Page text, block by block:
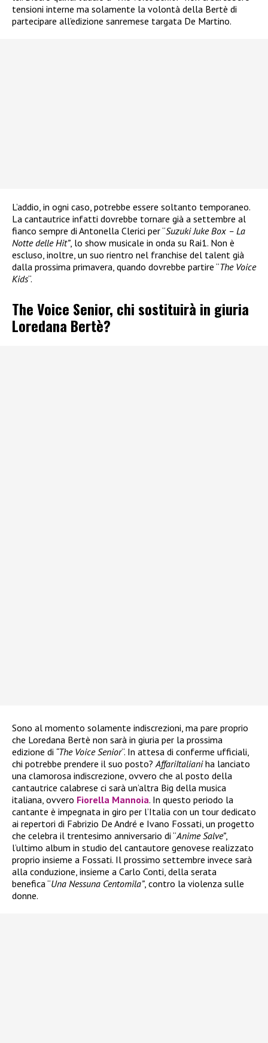
tensioni interne ma solamente la volontà della Bertè di
partecipare all’edizione sanremese targata De Martino.
L’addio, in ogni caso, potrebbe essere soltanto temporaneo.
La cantautrice infatti dovrebbe tornare già a settembre al
fianco sempre di Antonella Clerici per “Suzuki Juke Box – La
Notte delle Hit”, lo show musicale in onda su Rai1. Non è
escluso, inoltre, un suo rientro nel franchise del talent già
dalla prossima primavera, quando dovrebbe partire “The Voice
Kids“.
The Voice Senior, chi sostituirà in giuria
Loredana Bertè?
Sono al momento solamente indiscrezioni, ma pare proprio
che Loredana Bertè non sarà in giuria per la prossima
edizione di “The Voice Senior“. In attesa di conferme ufficiali,
chi potrebbe prendere il suo posto? AffariItalianiha lanciato
una clamorosa indiscrezione, ovvero che al posto della
cantautrice calabrese ci sarà un’altra Big della musica
italiana, ovvero Fiorella Mannoia. In questo periodo la
cantante è impegnata in giro per l’Italia con un tour dedicato
ai repertori di Fabrizio De André e Ivano Fossati, un progetto
che celebra il trentesimo anniversario di “Anime Salve”,
l’ultimo album in studio del cantautore genovese realizzato
proprio insieme a Fossati. Il prossimo settembre invece sarà
alla conduzione, insieme a Carlo Conti, della serata
benefica “Una Nessuna Centomila”, contro la violenza sulle
donne.